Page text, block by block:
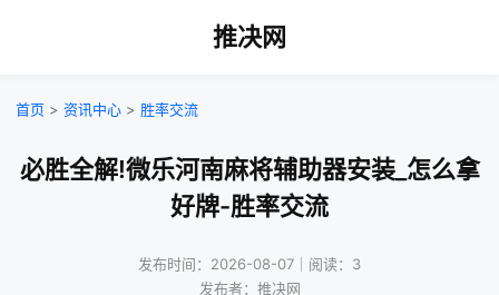
推决网
首页 > 资讯中心 > 胜率交流
必胜全解!微乐河南麻将辅助器安装_怎么拿
好牌-胜率交流
发布时间：2026-08-07｜阅读：3
发布者：推决网